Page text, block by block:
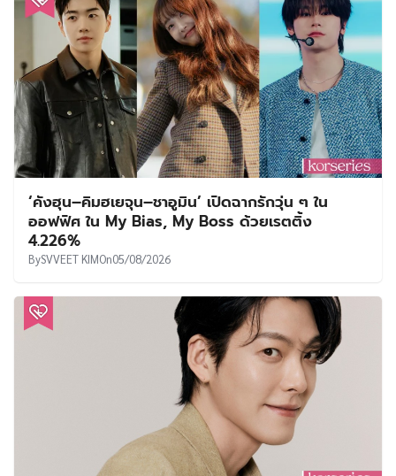
‘คังฮุน–คิมฮเยจุน–ชาอูมิน’ เปิดฉากรักวุ่น ๆ ใน
ออฟฟิศ ใน My Bias, My Boss ด้วยเรตติ้ง
4.226%
BySVVEET KIMOn05/08/2026